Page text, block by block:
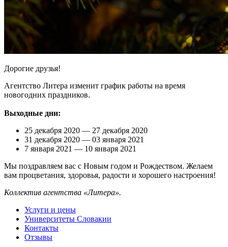
Дорогие друзья!
Агентство Литера изменит график работы на время
новогодних праздников.
Выходные дни:
25 декабря 2020 — 27 декабря 2020
31 декабря 2020 — 03 января 2021
7 января 2021 — 10 января 2021
Мы поздравляем вас с Новым годом и Рождеством. Желаем
вам процветания, здоровья, радости и хорошего настроения!
Коллектив агентства «Литера».
Услуги и цены
Университеты Словакии
Контакты
Отзывы